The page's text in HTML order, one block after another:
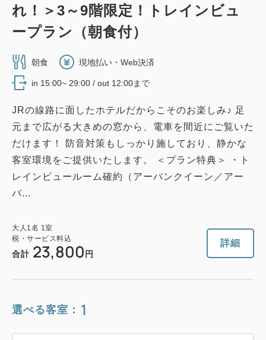
れ！＞3～9階限定！トレインビュ
ープラン（朝食付）
朝食 現地払い・Web決済
in 15:00~ 29:00 / out 12:00まで
JRの線路に面したホテルだからこそのお楽しみ♪ 足
元まで広がる大きめの窓から、電車を間近にご覧いた
だけます！ 防音対策もしっかり施しており、静かな
客室環境をご提供いたします。 ＜プラン特典＞ ・ト
レインビュールーム確約（アーバンクイーン／アー
バ...
大人 1名 1室
税・サービス料込
合計 23,800 円
詳細
選べる客室： 1